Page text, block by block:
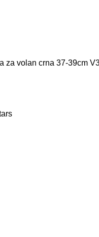
za volan crna 37-39cm